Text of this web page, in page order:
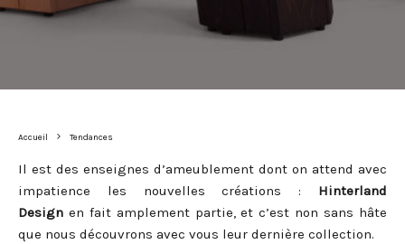
Accueil Tendances
Il est des enseignes d’ameublement dont on attend avec
impatience les nouvelles créations : Hinterland
Design en fait amplement partie, et c’est non sans hâte
que nous découvrons avec vous leur dernière collection.